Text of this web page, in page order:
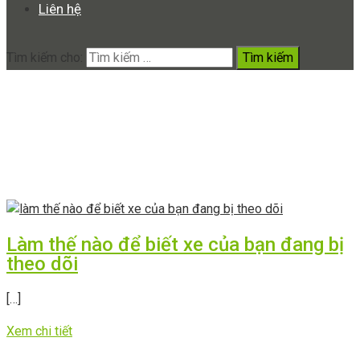
Liên hệ
Tìm kiếm cho:
Làm thế nào để biết xe của bạn đang bị
theo dõi
[…]
Xem chi tiết